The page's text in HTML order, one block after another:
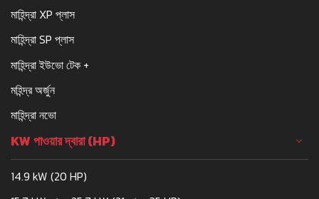
মাহিন্দ্রা XP প্লাস
মাহিন্দ্রা SP প্লাস
মাহিন্দ্রা ইউভো টেক +
মহিন্দ্র অর্জুন
মাহিন্দ্রা নভো
KW পাওয়ার দ্বারা (HP)
14.9 kW (20 HP)